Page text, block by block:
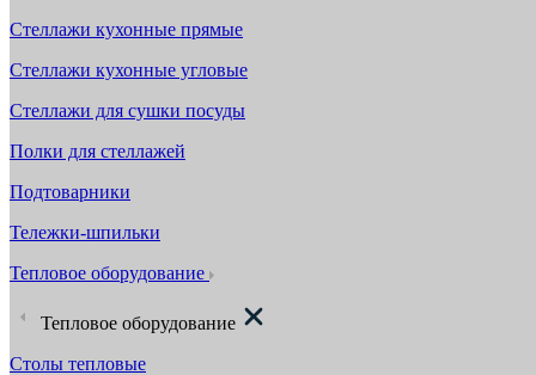
Стеллажи кухонные прямые
Стеллажи кухонные угловые
Стеллажи для сушки посуды
Полки для стеллажей
Подтоварники
Тележки-шпильки
Тепловое оборудование
Тепловое оборудование
Столы тепловые